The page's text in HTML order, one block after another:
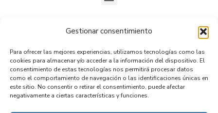
Gestionar consentimiento
Para ofrecer las mejores experiencias, utilizamos tecnologías como las
cookies para almacenar y/o acceder a la información del dispositivo. El
consentimiento de estas tecnologías nos permitirá procesar datos
como el comportamiento de navegación o las identificaciones únicas en
este sitio. No consentir o retirar el consentimiento, puede afectar
negativamente a ciertas características y funciones.
Oficina 9, San Miguel.
Horario:
Lunes a viernes